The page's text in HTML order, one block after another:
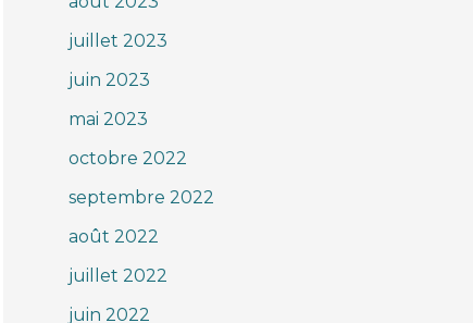
juillet 2023
juin 2023
mai 2023
octobre 2022
septembre 2022
août 2022
juillet 2022
juin 2022